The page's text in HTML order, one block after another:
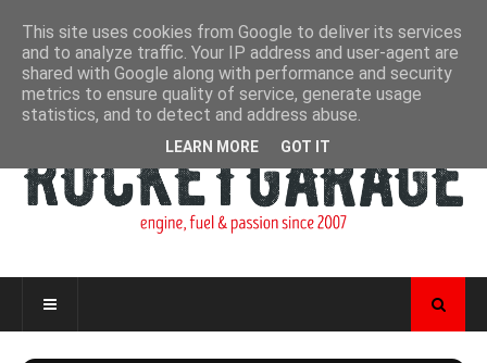
This site uses cookies from Google to deliver its services
and to analyze traffic. Your IP address and user-agent are
shared with Google along with performance and security
metrics to ensure quality of service, generate usage
statistics, and to detect and address abuse.
LEARN MORE GOT IT